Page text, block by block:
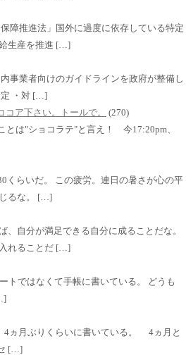
障推進法」国外に過度に依存している特定
生産を推進 […]
事業者向けのガイドラインを政府が整備し
定 ・対 […]
ア下さい。トールで。
(270)
とは"ショコラテ"と言え！ 今17:20pm、
くらいだ。 この疲労。連日の暑さが心の平
るな。 […]
自分が満足できる自分に成ることだな。
れることだ […]
トではなくて手帳に書いている。 どうも
4ヵ月ぶりくらいに書いている。 4ヵ月と
[…]